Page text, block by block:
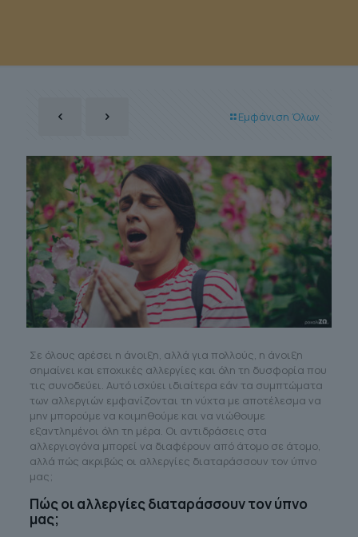
Εμφάνιση Όλων
Σε όλους αρέσει η άνοιξη, αλλά για πολλούς, η άνοιξη
σημαίνει και εποχικές αλλεργίες και όλη τη δυσφορία που
τις συνοδεύει. Αυτό ισχύει ιδιαίτερα εάν τα συμπτώματα
των αλλεργιών εμφανίζονται τη νύχτα με αποτέλεσμα να
μην μπορούμε να κοιμηθούμε και να νιώθουμε
εξαντλημένοι όλη τη μέρα. Οι αντιδράσεις στα
αλλεργιογόνα μπορεί να διαφέρουν από άτομο σε άτομο,
αλλά πώς ακριβώς οι αλλεργίες διαταράσσουν τον ύπνο
μας;
Πώς οι αλλεργίες διαταράσσουν τον ύπνο
μας;